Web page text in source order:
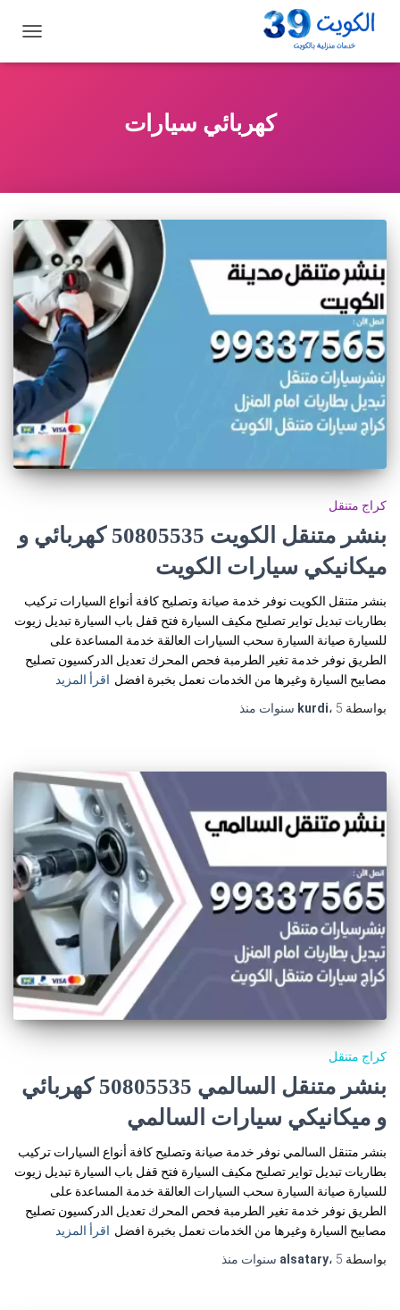
التنقل
كهربائي سيارات
كراج متنقل
بنشر متنقل الكويت 50805535‬ كهربائي و
ميكانيكي سيارات الكويت
بنشر متنقل الكويت نوفر خدمة صيانة وتصليح كافة أنواع السيارات تركيب
بطاريات تبديل تواير تصليح مكيف السيارة فتح قفل باب السيارة تبديل زيوت
للسيارة صيانة السيارة سحب السيارات العالقة خدمة المساعدة على
الطريق نوفر خدمة تغير الطرمبة فحص المحرك تعديل الدركسيون تصليح
مصابيح السيارة وغيرها من الخدمات نعمل بخبرة افضل اقرأ المزيد
بواسطة
kurdi، 5 سنوات منذ
كراج متنقل
بنشر متنقل السالمي 50805535‬ كهربائي
و ميكانيكي سيارات السالمي
بنشر متنقل السالمي نوفر خدمة صيانة وتصليح كافة أنواع السيارات تركيب
بطاريات تبديل تواير تصليح مكيف السيارة فتح قفل باب السيارة تبديل زيوت
للسيارة صيانة السيارة سحب السيارات العالقة خدمة المساعدة على
الطريق نوفر خدمة تغير الطرمبة فحص المحرك تعديل الدركسيون تصليح
مصابيح السيارة وغيرها من الخدمات نعمل بخبرة افضل اقرأ المزيد
بواسطة
alsatary، 5 سنوات منذ